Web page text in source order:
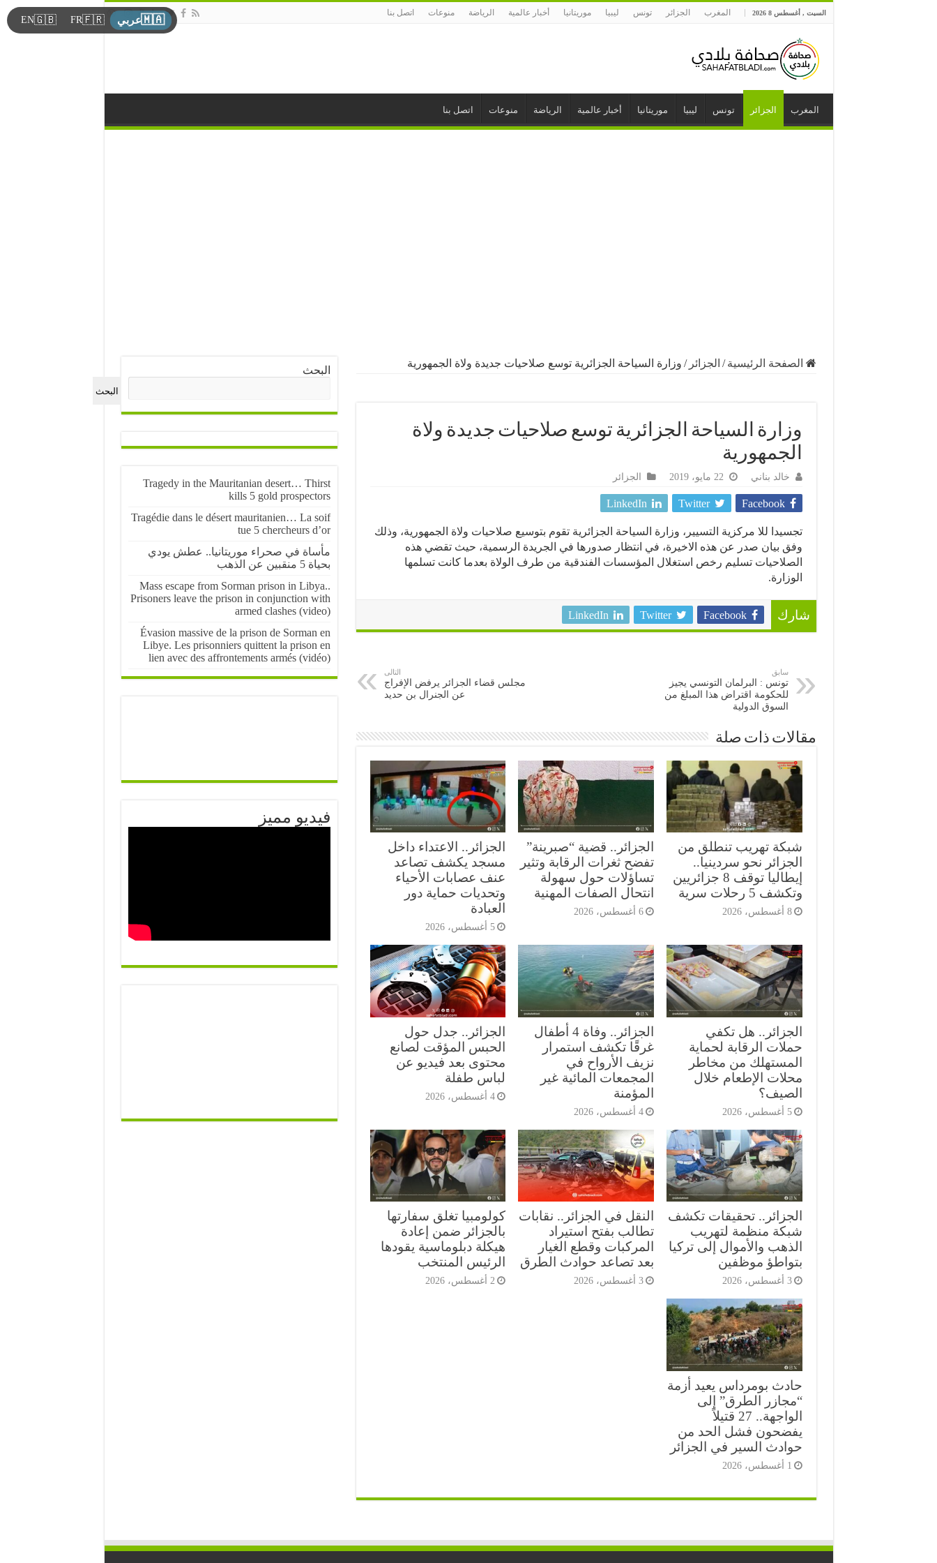
السبت , أغسطس 8 2026 المغرب الجزائر تونس ليبيا موريتانيا أخبار عالمية الرياضة منوعات اتصل بنا
المغرب الجزائر تونس ليبيا موريتانيا أخبار عالمية الرياضة منوعات اتصل بنا
الصفحة الرئيسية / الجزائر / وزارة السياحة الجزائرية توسع صلاحيات جديدة ولاة الجمهورية
وزارة السياحة الجزائرية توسع صلاحيات جديدة ولاة
الجمهورية
خالد بناني 22 مايو، 2019 الجزائر
Facebook
Twitter
LinkedIn
تجسيدا للا مركزية التسيير، وزارة السياحة الجزائرية تقوم بتوسيع صلاحيات ولاة الجمهورية، وذلك
وفق بيان صدر عن هذه الاخيرة، في انتظار صدورها في الجريدة الرسمية، حيث تقضي هذه
الصلاحيات تسليم رخص استغلال المؤسسات الفندقية من طرف الولاة بعدما كانت تسلمها
الوزارة.
شارك Facebook
Twitter
LinkedIn
سابق
تونس : البرلمان التونسي يجيز
للحكومة اقتراض هذا المبلغ من
السوق الدولية
التالى
مجلس قضاء الجزائر يرفض الإفراج
عن الجنرال بن حديد
مقالات ذات صلة
شبكة تهريب تنطلق من
الجزائر نحو سردينيا..
إيطاليا توقف 8 جزائريين
وتكشف 5 رحلات سرية
8 أغسطس، 2026
الجزائر.. قضية “صبرينة”
تفضح ثغرات الرقابة وتثير
تساؤلات حول سهولة
انتحال الصفات المهنية
6 أغسطس، 2026
الجزائر.. الاعتداء داخل
مسجد يكشف تصاعد
عنف عصابات الأحياء
وتحديات حماية دور
العبادة
5 أغسطس، 2026
الجزائر.. هل تكفي
حملات الرقابة لحماية
المستهلك من مخاطر
محلات الإطعام خلال
الصيف؟
5 أغسطس، 2026
الجزائر.. وفاة 4 أطفال
غرقًا تكشف استمرار
نزيف الأرواح في
المجمعات المائية غير
المؤمنة
4 أغسطس، 2026
الجزائر.. جدل حول
الحبس المؤقت لصانع
محتوى بعد فيديو عن
لباس طفلة
4 أغسطس، 2026
الجزائر.. تحقيقات تكشف
شبكة منظمة لتهريب
الذهب والأموال إلى تركيا
بتواطؤ موظفين
3 أغسطس، 2026
النقل في الجزائر.. نقابات
تطالب بفتح استيراد
المركبات وقطع الغيار
بعد تصاعد حوادث الطرق
3 أغسطس، 2026
كولومبيا تغلق سفارتها
بالجزائر ضمن إعادة
هيكلة دبلوماسية يقودها
الرئيس المنتخب
2 أغسطس، 2026
حادث بومرداس يعيد أزمة
“مجازر الطرق” إلى
الواجهة.. 27 قتيلاً
يفضحون فشل الحد من
حوادث السير في الجزائر
1 أغسطس، 2026
البحث
البحث
Tragedy in the Mauritanian desert… Thirst
kills 5 gold prospectors
Tragédie dans le désert mauritanien… La soif
tue 5 chercheurs d’or
مأساة في صحراء موريتانيا.. عطش يودي
بحياة 5 منقبين عن الذهب
Mass escape from Sorman prison in Libya..
Prisoners leave the prison in conjunction with
armed clashes (video)
Évasion massive de la prison de Sorman en
Libye. Les prisonniers quittent la prison en
lien avec des affrontements armés (vidéo)
فيديو مميز
🇲🇦عربي 🇫🇷
FR
🇬🇧
EN